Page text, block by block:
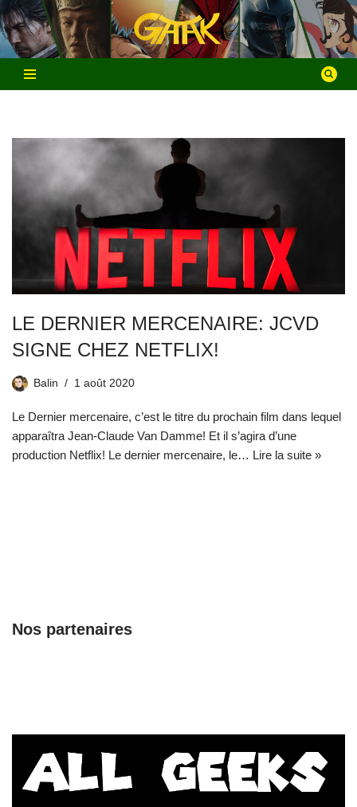
Aller
au
contenu
LE DERNIER MERCENAIRE: JCVD
SIGNE CHEZ NETFLIX!
Balin 1 août 2020
Le Dernier mercenaire, c’est le titre du prochain film dans lequel
apparaîtra Jean-Claude Van Damme! Et il s’agira d’une
production Netflix! Le dernier mercenaire, le… Lire la suite »
Nos partenaires